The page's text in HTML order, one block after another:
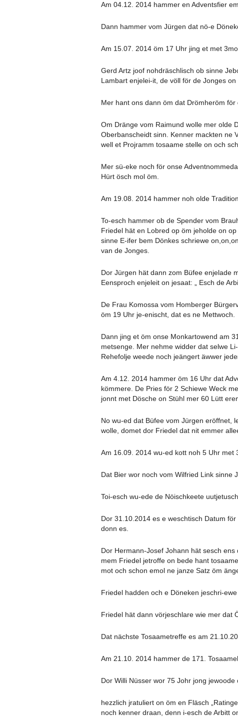
Am 04.12. 2014 hammer en Adventsfier
Dann hammer vom Jürgen dat nö-e
Am 15.07. 2014 öm 17 Uhr jing et met
Gerd Artz joof nohdräschlisch ob sinne
Lambart enjelei-it, de völl för de Jonges
Mer hant ons dann öm dat Drömheröm
Om Dränge vom Raimund wolle mer olde
Oberbanscheidt sinn. Kenner mackten ne
well et Projramm tosaame stelle on och
Mer sü-eke noch för onse
Hürt ösch mol öm.
Am 19.08. 2014 hammer noh olde
To-esch hammer ob de Spender vom
Friedel hät en Lobred op öm jeholde on
sinne E-ifer bem Dönkes schriewe
van de Jonges.
Dor Jürgen hät dann zom Büfee enjelade
Eensproch enjeleit on jesaat: „ Esch de
De Frau Komossa vom Homberger
öm 19 Uhr je-enischt, dat es ne Mettwoch.
Dann jing et öm onse Monkartowend am
metsenge. Mer nehme widder dat selwe
Rehefolje weede noch jeängert äwwer
Am 4.12. 2014 hammer öm 16 Uhr dat
kömmere. De Pries för 2 Schiewe Weck
jonnt met Dösche on Stühl mer 60 Lütt
No wu-ed dat Büfee vom Jürgen eröffnet,
wolle, domet dor Friedel dat nit emmer
Am 16.09. 2014 wu-ed kott noh 5 Uhr met
Dat Bier wor noch vom Wilfried Link sinne
Toi-esch wu-ede de Nöischkeete
Dor 31.10.2014 es e weschtisch Datum
donn es.
Dor Hermann-Josef Johann hät sesch
mem Friedel jetroffe on bede hant
mot och schon emol ne janze Satz öm
Friedel hadden och e Döneken jeschri-
Friedel hät dann vörjeschlare wie mer dat
Dat nächste Tosaametreffe es am
Am 21.10. 2014 hammer de 171.
Dor Willi Nüsser wor 75 Johr jong
hezzlich jratuliert on öm en Fläsch
noch kenner draan, denn i-esch de Arbitt